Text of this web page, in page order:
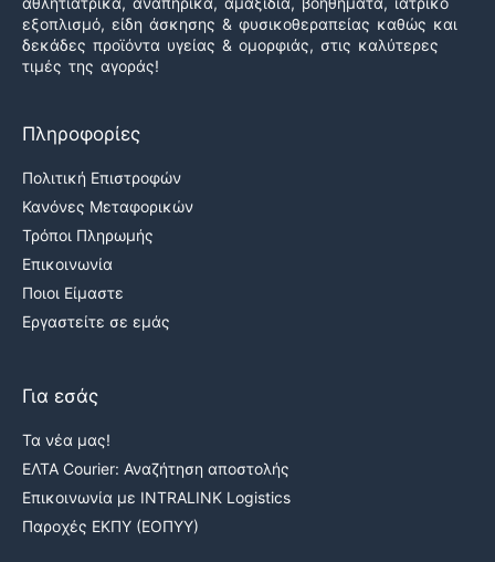
εξοπλισμό, είδη άσκησης & φυσικοθεραπείας καθώς και
δεκάδες προϊόντα υγείας & ομορφιάς, στις καλύτερες
τιμές της αγοράς!
Πληροφορίες
Πολιτική Επιστροφών
Κανόνες Μεταφορικών
Τρόποι Πληρωμής
Επικοινωνία
Ποιοι Είμαστε
Εργαστείτε σε εμάς
Για εσάς
Τα νέα μας!
ΕΛΤΑ Courier: Αναζήτηση αποστολής
Επικοινωνία με INTRALINK Logistics
Παροχές ΕΚΠΥ (ΕΟΠΥΥ)